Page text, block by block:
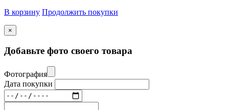
В корзину Продолжить покупки
×
Добавьте фото своего товара
Фотография
Дата покупки